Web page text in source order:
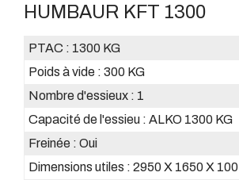
HUMBAUR KFT 1300
PTAC : 1300 KG
Poids à vide : 300 KG
Nombre d'essieux : 1
Capacité de l'essieu : ALKO 1300 KG
Freinée : Oui
Dimensions utiles : 2950 X 1650 X 100